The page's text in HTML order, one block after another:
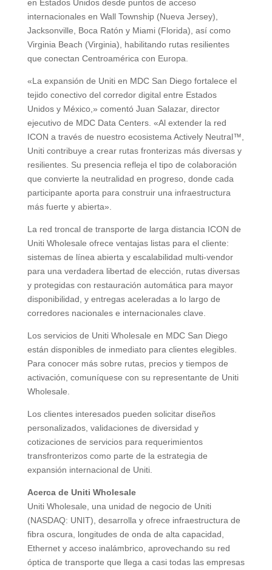
en Estados Unidos desde puntos de acceso
internacionales en Wall Township (Nueva Jersey),
Jacksonville, Boca Ratón y Miami (Florida), así como
Virginia Beach (Virginia), habilitando rutas resilientes
que conectan Centroamérica con Europa.
«La expansión de Uniti en MDC San Diego fortalece el
tejido conectivo del corredor digital entre Estados
Unidos y México,» comentó Juan Salazar, director
ejecutivo de MDC Data Centers. «Al extender la red
ICON a través de nuestro ecosistema Actively Neutral™,
Uniti contribuye a crear rutas fronterizas más diversas y
resilientes. Su presencia refleja el tipo de colaboración
que convierte la neutralidad en progreso, donde cada
participante aporta para construir una infraestructura
más fuerte y abierta».
La red troncal de transporte de larga distancia ICON de
Uniti Wholesale ofrece ventajas listas para el cliente:
sistemas de línea abierta y escalabilidad multi-vendor
para una verdadera libertad de elección, rutas diversas
y protegidas con restauración automática para mayor
disponibilidad, y entregas aceleradas a lo largo de
corredores nacionales e internacionales clave.
Los servicios de Uniti Wholesale en MDC San Diego
están disponibles de inmediato para clientes elegibles.
Para conocer más sobre rutas, precios y tiempos de
activación, comuníquese con su representante de Uniti
Wholesale.
Los clientes interesados pueden solicitar diseños
personalizados, validaciones de diversidad y
cotizaciones de servicios para requerimientos
transfronterizos como parte de la estrategia de
expansión internacional de Uniti.
Acerca de Uniti Wholesale
Uniti Wholesale, una unidad de negocio de Uniti
(NASDAQ: UNIT), desarrolla y ofrece infraestructura de
fibra oscura, longitudes de onda de alta capacidad,
Ethernet y acceso inalámbrico, aprovechando su red
óptica de transporte que llega a casi todas las empresas